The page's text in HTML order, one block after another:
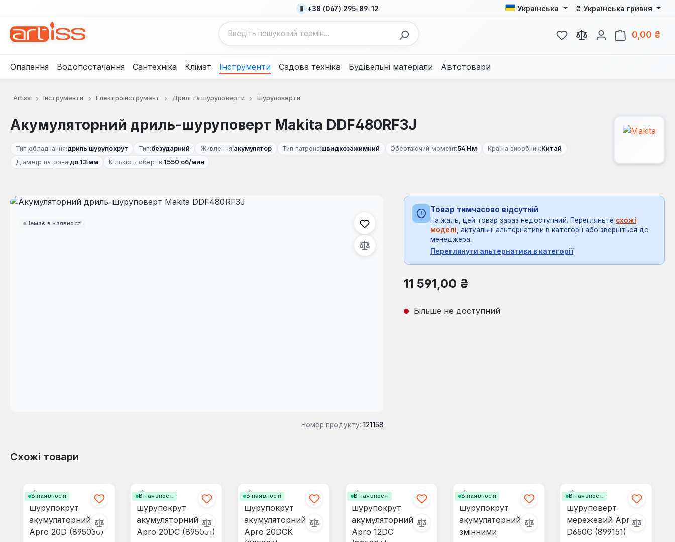
+38 (067) 295-89-12 Українська ₴ Українська гривня
У вас є 0 у списку бажань
0,00 ₴
Опалення Водопостачання Сантехніка Клімат Інструменти Садова техніка Будівельні матеріали Автотовари
Artiss Інструменти Електроінструмент Дрилі та шуруповерти Шуруповерти
Акумуляторний дриль-шуруповерт Makita DDF480RF3J
Тип обладнання:дриль шурупокрут Тип:безударний Живлення:акумулятор Тип патрона:швидкозажимний Обертаючий момент:54 Нм Країна виробник:Китай
Діаметр патрона:до 13 мм Кількість обертів:1550 об/мин
Немає в наявності
Пропустити галерею зображень
Номер продукту: 121158
Товар тимчасово відсутній
На жаль, цей товар зараз недоступний. Перегляньте схожі
моделі , актуальні альтернативи в категорії або зверніться до
менеджера.
Переглянути альтернативи в категорії
Звичайна ціна:
11 591,00 ₴
Більше не доступний
Схожі товари
В наявності В наявності В наявності В наявності В наявності В наявності